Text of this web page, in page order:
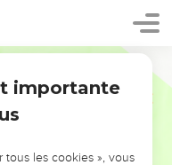
importante
tous les cookies », vous